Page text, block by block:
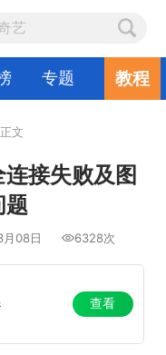
专题 教程
正文
接失败及图
题
08日 6328次
查看